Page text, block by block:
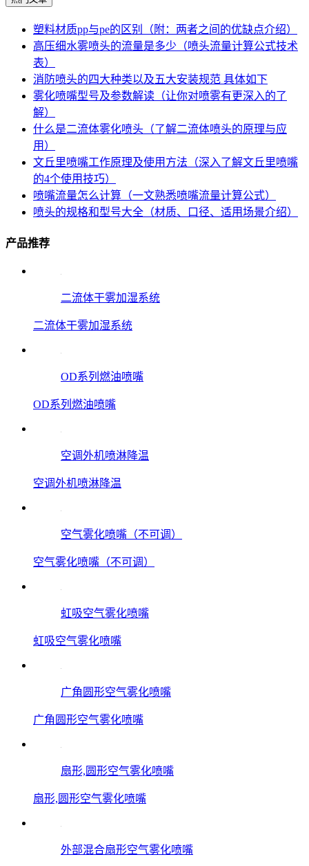
塑料材质pp与pe的区别（附：两者之间的优缺点介绍）
高压细水雾喷头的流量是多少（喷头流量计算公式技术
表）
消防喷头的四大种类以及五大安装规范 具体如下
雾化喷嘴型号及参数解读（让你对喷雾有更深入的了
解）
什么是二流体雾化喷头（了解二流体喷头的原理与应
用）
文丘里喷嘴工作原理及使用方法（深入了解文丘里喷嘴
的4个使用技巧）
喷嘴流量怎么计算（一文熟悉喷嘴流量计算公式）
喷头的规格和型号大全（材质、口径、适用场景介绍）
产品推荐
二流体干雾加湿系统
二流体干雾加湿系统
OD系列燃油喷嘴
OD系列燃油喷嘴
空调外机喷淋降温
空调外机喷淋降温
空气雾化喷嘴（不可调）
空气雾化喷嘴（不可调）
虹吸空气雾化喷嘴
虹吸空气雾化喷嘴
广角圆形空气雾化喷嘴
广角圆形空气雾化喷嘴
扇形,圆形空气雾化喷嘴
扇形,圆形空气雾化喷嘴
外部混合扇形空气雾化喷嘴